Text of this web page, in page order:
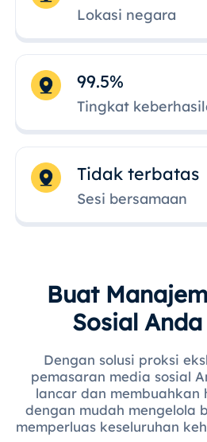
Lokasi negara
99.5%
Tingkat
Tidak terbatas
Sesi bersamaan
Buat
Sosial
Dengan solusi proksi
pemasaran media sosial
lancar dan membuahkan
dengan mudah mengelola
memperluas keseluruhan